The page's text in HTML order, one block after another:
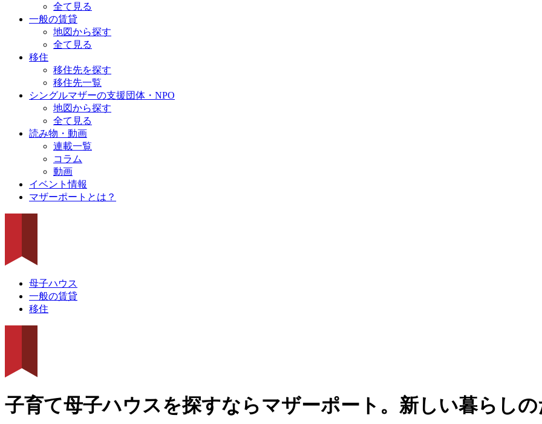
全て見る
一般の賃貸
地図から探す
全て見る
移住
移住先を探す
移住先一覧
シングルマザーの支援団体・NPO
地図から探す
全て見る
読み物・動画
連載一覧
コラム
動画
イベント情報
マザーポートとは？
母子ハウス
一般の賃貸
移住
子育て母子ハウスを探すならマザーポート。新しい暮らし